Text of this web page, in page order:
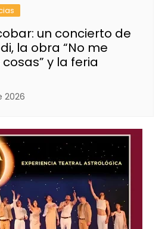
un concierto de
la obra “No me
y la feria
2026